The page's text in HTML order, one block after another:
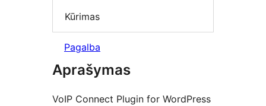
Kūrimas
Pagalba
Aprašymas
VoIP Connect Plugin for WordPress